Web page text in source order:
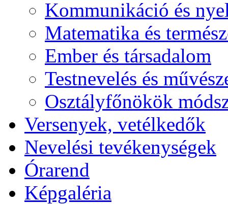
Kommunikáció és
Matematika és
Ember és társadalom
Testnevelés és
Osztályfőnökök
Versenyek, vetélkedők
Nevelési tevékenységek
Órarend
Képgaléria